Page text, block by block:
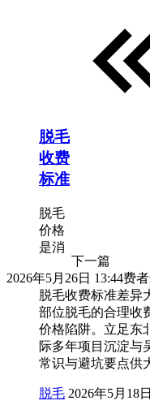
下一篇
2026年5月26日 13:44
脱毛
收费
标准
脱毛
价格
是消
费
脱毛收费标准差异
部位脱毛的合理收
价格陷阱。立足东
际多年项目沉淀与
常识与避坑要点供
脱毛 2026年5月18日